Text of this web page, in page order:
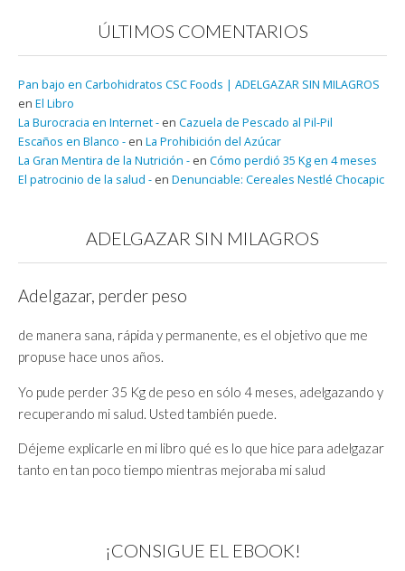
ÚLTIMOS COMENTARIOS
Pan bajo en Carbohidratos CSC Foods | ADELGAZAR SIN MILAGROS
en El Libro
La Burocracia en Internet - en Cazuela de Pescado al Pil-Pil
Escaños en Blanco - en La Prohibición del Azúcar
La Gran Mentira de la Nutrición - en Cómo perdió 35 Kg en 4 meses
El patrocinio de la salud - en Denunciable: Cereales Nestlé Chocapic
ADELGAZAR SIN MILAGROS
Adelgazar, perder peso
de manera sana, rápida y permanente, es el objetivo que me
propuse hace unos años.
Yo pude perder 35 Kg de peso en sólo 4 meses, adelgazando y
recuperando mi salud. Usted también puede.
Déjeme explicarle en mi libro qué es lo que hice para adelgazar
tanto en tan poco tiempo mientras mejoraba mi salud
¡CONSIGUE EL EBOOK!